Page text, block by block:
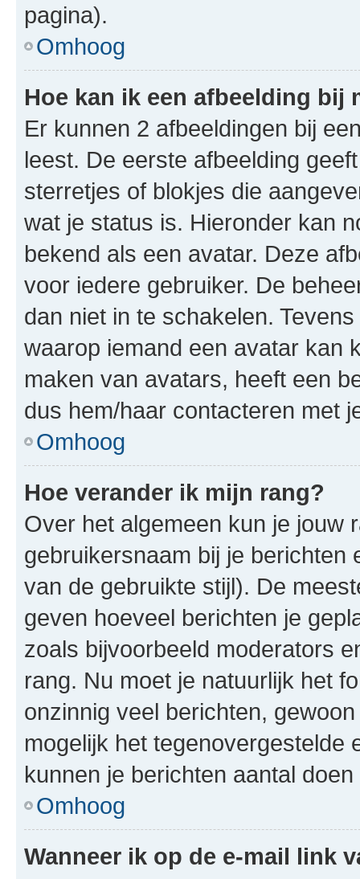
pagina).
Omhoog
Hoe kan ik een afbeelding bij
Er kunnen 2 afbeeldingen bij
leest. De eerste afbeelding
sterretjes of blokjes die
wat je status is. Hieronder kan
bekend als een avatar. Deze
voor iedere gebruiker. De
dan niet in te schakelen.
waarop iemand een avatar kan
maken van avatars, heeft een
dus hem/haar contacteren met
Omhoog
Hoe verander ik mijn rang?
Over het algemeen kun je jouw
gebruikersnaam bij je berichten
van de gebruikte stijl). De
geven hoeveel berichten je
zoals bijvoorbeeld moderators
rang. Nu moet je natuurlijk het
onzinnig veel berichten,
mogelijk het tegenovergestelde
kunnen je berichten aantal doen
Omhoog
Wanneer ik op de e-mail link